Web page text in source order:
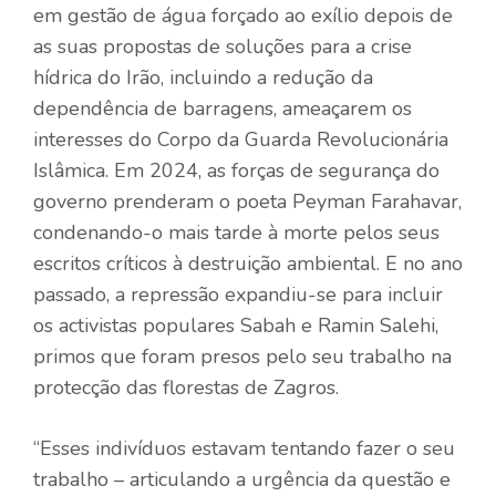
em gestão de água forçado ao exílio depois de
as suas propostas de soluções para a crise
hídrica do Irão, incluindo a redução da
dependência de barragens, ameaçarem os
interesses do Corpo da Guarda Revolucionária
Islâmica. Em 2024, as forças de segurança do
governo prenderam o poeta Peyman Farahavar,
condenando-o mais tarde à morte pelos seus
escritos críticos à destruição ambiental. E no ano
passado, a repressão expandiu-se para incluir
os activistas populares Sabah e Ramin Salehi,
primos que foram presos pelo seu trabalho na
protecção das florestas de Zagros.
“Esses indivíduos estavam tentando fazer o seu
trabalho – articulando a urgência da questão e